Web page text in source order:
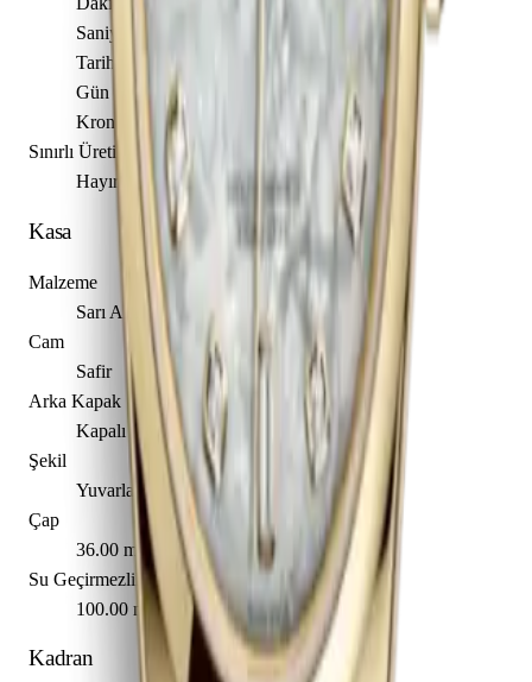
Saniye
Tarih
Gün
Kronometre
Sınırlı Üretim
Hayır
Kasa
Malzeme
Sarı Altın
Cam
Safir
Arka Kapak
Kapalı
Şekil
Yuvarlak
Çap
36.00 mm
Su Geçirmezlik
100.00 m
Kadran